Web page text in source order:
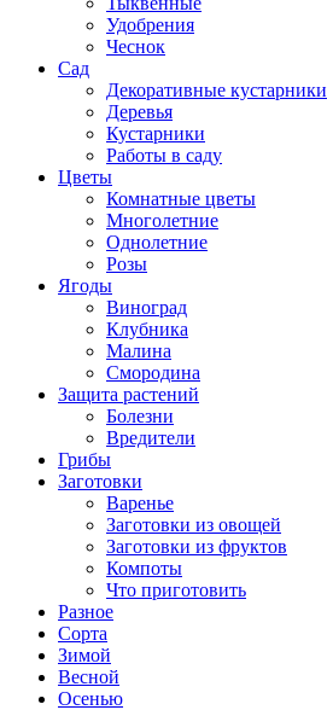
Удобрения
Чеснок
Сад
Декоративные кустарники
Деревья
Кустарники
Работы в саду
Цветы
Комнатные цветы
Многолетние
Однолетние
Розы
Ягоды
Виноград
Клубника
Малина
Смородина
Защита растений
Болезни
Вредители
Грибы
Заготовки
Варенье
Заготовки из овощей
Заготовки из фруктов
Компоты
Что приготовить
Разное
Сорта
Зимой
Весной
Осенью